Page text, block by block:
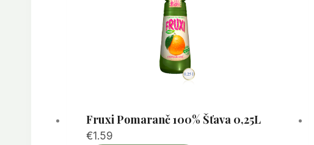
Fruxi Pomaranč 100% Šťava 0,25L
€1.59